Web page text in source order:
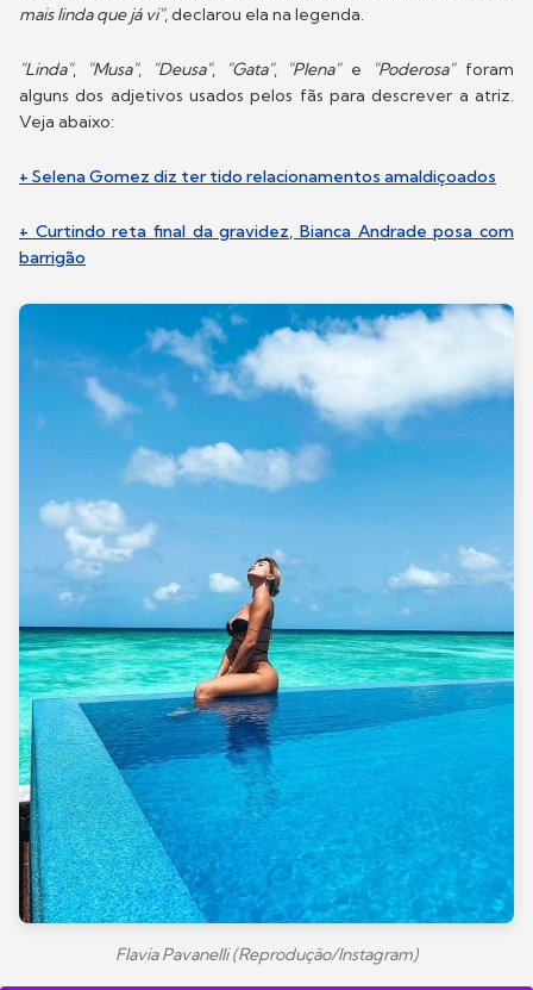
mais linda que já vi", declarou ela na legenda.
"Linda", "Musa", "Deusa", "Gata","Plena"e "Poderosa"foram
alguns dos adjetivos usados pelos fãs para descrever a atriz.
Veja abaixo:
+ Selena Gomez diz ter tido relacionamentos amaldiçoados
+ Curtindo reta final da gravidez, Bianca Andrade posa com
barrigão
Flavia Pavanelli (Reprodução/Instagram)